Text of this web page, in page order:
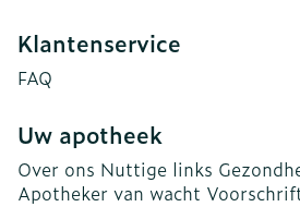
Klantenservice
FAQ
Uw apotheek
Over ons Nuttige links
Apotheker van wacht